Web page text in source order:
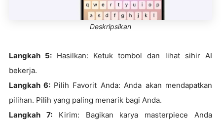
Deskripsikan
Langkah 5: Hasilkan: Ketuk tombol dan lihat sihir AI
bekerja.
Langkah 6: Pilih Favorit Anda: Anda akan mendapatkan
pilihan. Pilih yang paling menarik bagi Anda.
Langkah 7:Kirim: Bagikan karya masterpiece Anda